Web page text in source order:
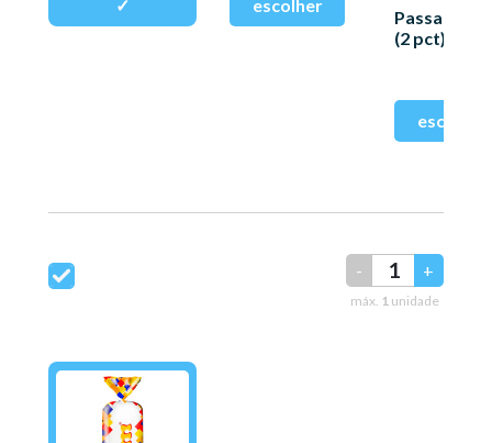
Passa
(2 pct) 150g
- +
máx. 1 unidade